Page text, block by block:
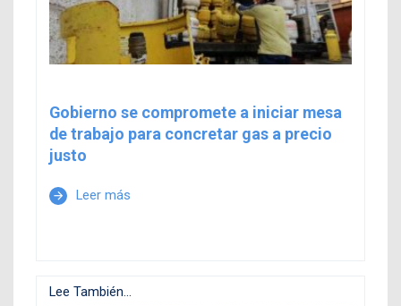
Gobierno se compromete a iniciar mesa
de trabajo para concretar gas a precio
justo
arrow_forward Leer más
Lee También...